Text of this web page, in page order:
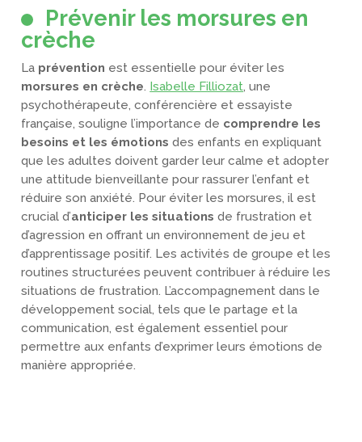
Prévenir les morsures en
crèche
La prévention est essentielle pour éviter les
morsures en crèche. Isabelle Filliozat, une
psychothérapeute, conférencière et essayiste
française, souligne l’importance de comprendre les
besoins et les émotions des enfants en expliquant
que les adultes doivent garder leur calme et adopter
une attitude bienveillante pour rassurer l’enfant et
réduire son anxiété. Pour éviter les morsures, il est
crucial d’anticiper les situations de frustration et
d’agression en offrant un environnement de jeu et
d’apprentissage positif. Les activités de groupe et les
routines structurées peuvent contribuer à réduire les
situations de frustration. L’accompagnement dans le
développement social, tels que le partage et la
communication, est également essentiel pour
permettre aux enfants d’exprimer leurs émotions de
manière appropriée.